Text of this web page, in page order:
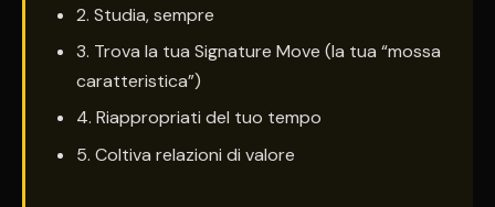
2. Studia, sempre
3. Trova la tua Signature Move (la tua “mossa
caratteristica”)
4. Riappropriati del tuo tempo
5. Coltiva relazioni di valore